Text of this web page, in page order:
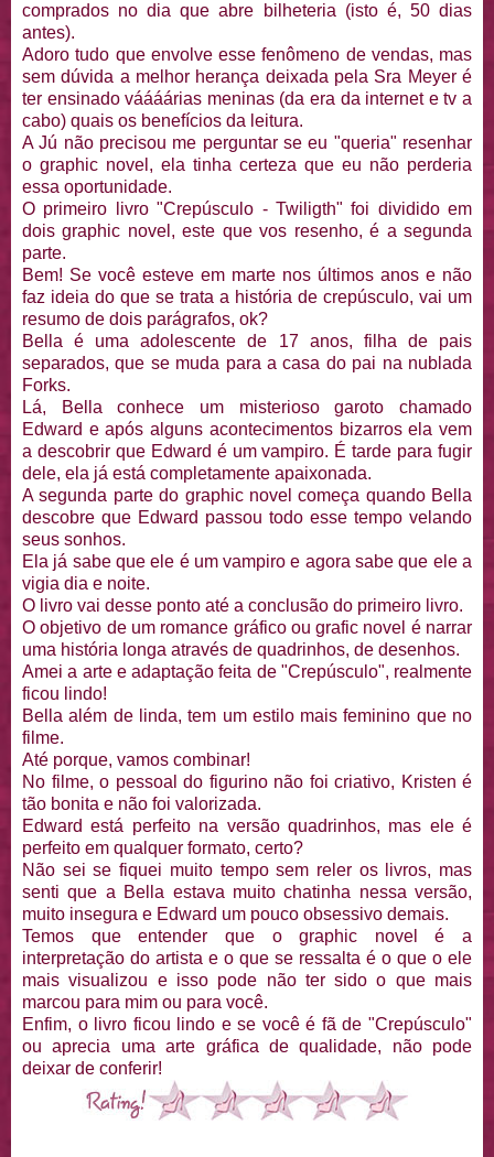
comprados no dia que abre bilheteria (isto é, 50 dias
antes).
Adoro tudo que envolve esse fenômeno de vendas, mas
sem dúvida a melhor herança deixada pela Sra Meyer é
ter ensinado váááárias meninas (da era da internet e tv a
cabo) quais os benefícios da leitura.
A Jú não precisou me perguntar se eu "queria" resenhar
o graphic novel, ela tinha certeza que eu não perderia
essa oportunidade.
O primeiro livro "Crepúsculo - Twiligth" foi dividido em
dois graphic novel, este que vos resenho, é a segunda
parte.
Bem! Se você esteve em marte nos últimos anos e não
faz ideia do que se trata a história de crepúsculo, vai um
resumo de dois parágrafos, ok?
Bella é uma adolescente de 17 anos, filha de pais
separados, que se muda para a casa do pai na nublada
Forks.
Lá, Bella conhece um misterioso garoto chamado
Edward e após alguns acontecimentos bizarros ela vem
a descobrir que Edward é um vampiro. É tarde para fugir
dele, ela já está completamente apaixonada.
A segunda parte do graphic novel começa quando Bella
descobre que Edward passou todo esse tempo velando
seus sonhos.
Ela já sabe que ele é um vampiro e agora sabe que ele a
vigia dia e noite.
O livro vai desse ponto até a conclusão do primeiro livro.
O objetivo de um romance gráfico ou grafic novel é narrar
uma história longa através de quadrinhos, de desenhos.
Amei a arte e adaptação feita de "Crepúsculo", realmente
ficou lindo!
Bella além de linda, tem um estilo mais feminino que no
filme.
Até porque, vamos combinar!
No filme, o pessoal do figurino não foi criativo, Kristen é
tão bonita e não foi valorizada.
Edward está perfeito na versão quadrinhos, mas ele é
perfeito em qualquer formato, certo?
Não sei se fiquei muito tempo sem reler os livros, mas
senti que a Bella estava muito chatinha nessa versão,
muito insegura e Edward um pouco obsessivo demais.
Temos que entender que o graphic novel é a
interpretação do artista e o que se ressalta é o que o ele
mais visualizou e isso pode não ter sido o que mais
marcou para mim ou para você.
Enfim, o livro ficou lindo e se você é fã de "Crepúsculo"
ou aprecia uma arte gráfica de qualidade, não pode
deixar de conferir!